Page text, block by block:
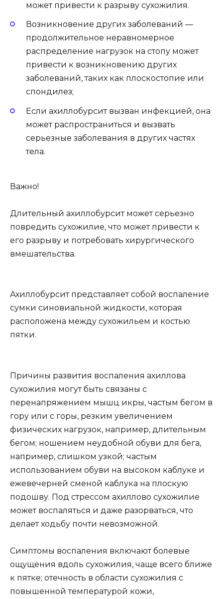
может привести к разрыву сухожилия.
Возникновение других заболеваний —
продолжительное неравномерное
распределение нагрузок на стопу может
привести к возникновению других
заболеваний, таких как плоскостопие или
спондилез;
Если ахиллобурсит вызван инфекцией, она
может распространиться и вызвать
серьезные заболевания в других частях
тела.
Важно!
Длительный ахиллобурсит может серьезно
повредить сухожилие, что может привести к
его разрыву и потребовать хирургического
вмешательства.
Ахиллобурсит представляет собой воспаление
сумки синовиальной жидкости, которая
расположена между сухожильем и костью
пятки.
Причины развития воспаления ахиллова
сухожилия могут быть связаны с
перенапряжением мышц икры, частым бегом в
гору или с горы, резким увеличением
физических нагрузок, например, длительным
бегом; ношением неудобной обуви для бега,
например, слишком узкой; частым
использованием обуви на высоком каблуке и
ежевечерней сменой каблука на плоскую
подошву. Под стрессом ахиллово сухожилие
может воспаляться и даже разорваться, что
делает ходьбу почти невозможной.
Симптомы воспаления включают болевые
ощущения вдоль сухожилия, чаще всего ближе
к пятке; отечность в области сухожилия с
повышенной температурой кожи,